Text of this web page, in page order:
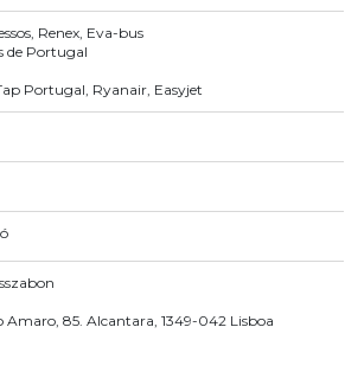
Renex, Eva-bus
de Portugal
Portugal, Ryanair, Easyjet
Amaro, 85. Alcantara, 1349-042 Lisboa